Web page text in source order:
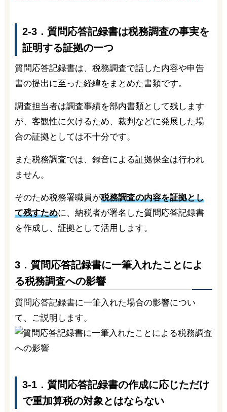
2-3．質問応答記録書は税務調査の事実を
証明する証拠の一つ
質問応答記録書は、税務調査で話した内容や申告
書の提出に至った経緯をまとめた書類です。
調査担当者は調査事績を部内書類として残します
が、客観性に欠けるため、裁判などに発展した場
合の証拠としては不十分です。
また税務調査では、録音による証拠保全は行われ
ません。
そのため税務署職員が税務調査の内容を証拠とし
て残すために、納税者が署名した質問応答記録書
を作成し、証拠として活用します。
3．質問応答記録書に一筆入れたことによ
る税務調査への影響
質問応答記録書に一筆入れた場合の影響につい
て、ご説明します。
3-1．質問応答記録書の作成に応じただけ
で重加算税の対象とはならない